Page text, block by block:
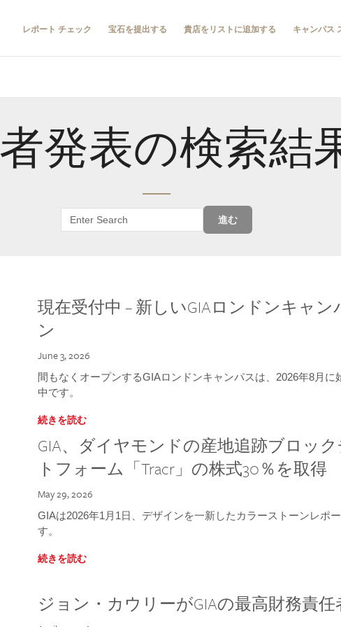
レポート チェック 宝石を提出する 貴店をリストに追加する キャンパス
発表の検索結
進む
現在受付中 – 新しいGIAロンドンキャ
ン
June 3, 2026
間もなくオープンするGIAロンドンキャンパスは、2026年8月
中です。
続きを読む
GIA、ダイヤモンドの産地追跡ブロッ
トフォーム「Tracr」の株式30％を取得
May 29, 2026
GIAは2026年1月1日、デザインを一新したカラーストーンレポ
す。
続きを読む
ジョン・カウリーがGIAの最高財務責